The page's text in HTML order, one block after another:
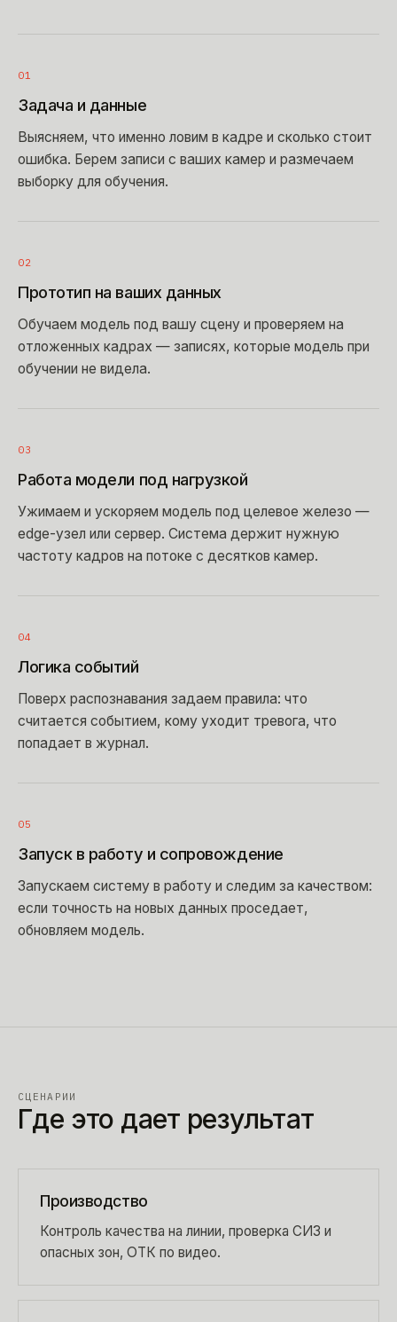
01
Задача и данные
Выясняем, что именно ловим в кадре и сколько стоит
ошибка. Берем записи с ваших камер и размечаем
выборку для обучения.
02
Прототип на ваших данных
Обучаем модель под вашу сцену и проверяем на
отложенных кадрах — записях, которые модель при
обучении не видела.
03
Работа модели под нагрузкой
Ужимаем и ускоряем модель под целевое железо —
edge-узел или сервер. Система держит нужную
частоту кадров на потоке с десятков камер.
04
Логика событий
Поверх распознавания задаем правила: что
считается событием, кому уходит тревога, что
попадает в журнал.
05
Запуск в работу и сопровождение
Запускаем систему в работу и следим за качеством:
если точность на новых данных проседает,
обновляем модель.
СЦЕНАРИИ
Где это дает результат
Производство
Контроль качества на линии, проверка СИЗ и
опасных зон, ОТК по видео.